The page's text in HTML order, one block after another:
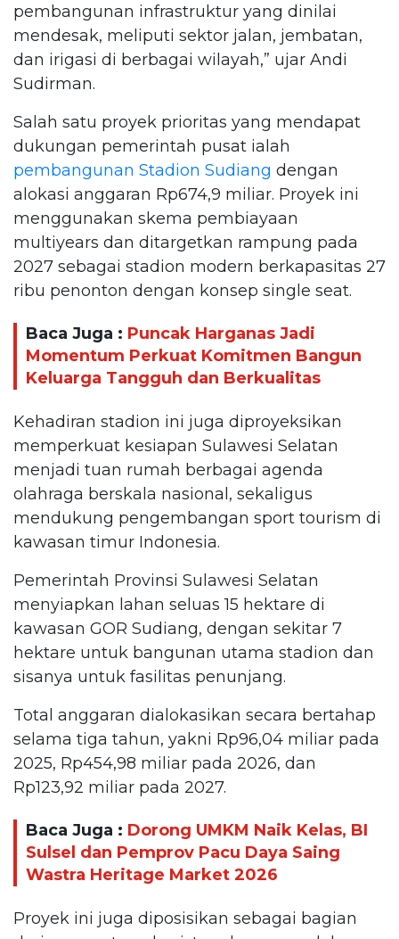
pembangunan infrastruktur yang dinilai
mendesak, meliputi sektor jalan, jembatan,
dan irigasi di berbagai wilayah,” ujar Andi
Sudirman.
Salah satu proyek prioritas yang mendapat
dukungan pemerintah pusat ialah
pembangunan Stadion Sudiang dengan
alokasi anggaran Rp674,9 miliar. Proyek ini
menggunakan skema pembiayaan
multiyears dan ditargetkan rampung pada
2027 sebagai stadion modern berkapasitas 27
ribu penonton dengan konsep single seat.
Baca Juga : Puncak Harganas Jadi
Momentum Perkuat Komitmen Bangun
Keluarga Tangguh dan Berkualitas
Kehadiran stadion ini juga diproyeksikan
memperkuat kesiapan Sulawesi Selatan
menjadi tuan rumah berbagai agenda
olahraga berskala nasional, sekaligus
mendukung pengembangan sport tourism di
kawasan timur Indonesia.
Pemerintah Provinsi Sulawesi Selatan
menyiapkan lahan seluas 15 hektare di
kawasan GOR Sudiang, dengan sekitar 7
hektare untuk bangunan utama stadion dan
sisanya untuk fasilitas penunjang.
Total anggaran dialokasikan secara bertahap
selama tiga tahun, yakni Rp96,04 miliar pada
2025, Rp454,98 miliar pada 2026, dan
Rp123,92 miliar pada 2027.
Baca Juga : Dorong UMKM Naik Kelas, BI
Sulsel dan Pemprov Pacu Daya Saing
Wastra Heritage Market 2026
Proyek ini juga diposisikan sebagai bagian